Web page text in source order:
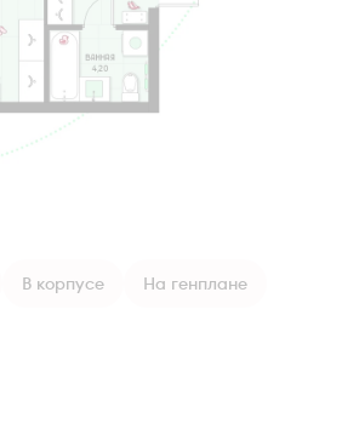
В корпусе На генплане